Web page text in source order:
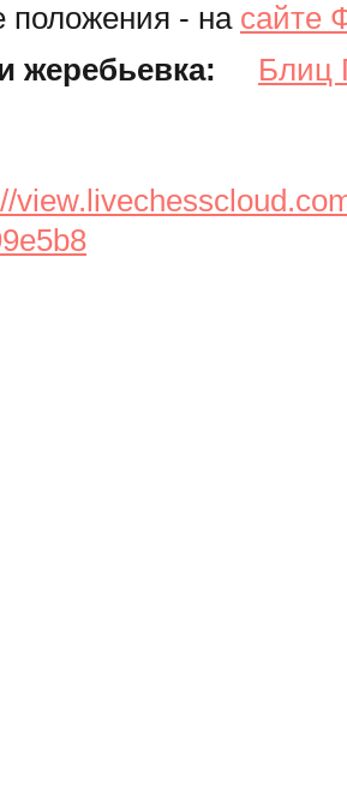
положения - на сайте
жеребьевка:
Блиц